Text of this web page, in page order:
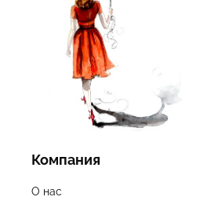
Компания
О нас